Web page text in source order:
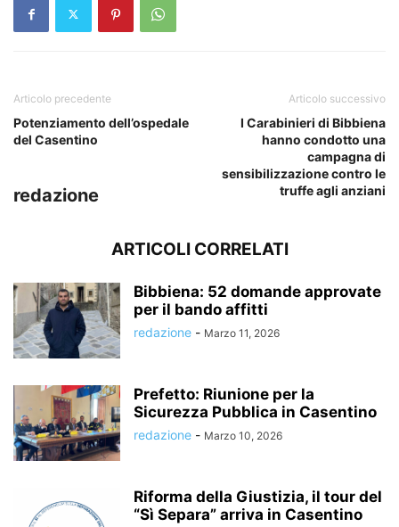
Articolo precedente
Potenziamento dell’ospedale
del Casentino
Articolo successivo
I Carabinieri di Bibbiena
hanno condotto una
campagna di
sensibilizzazione contro le
truffe agli anziani
redazione
ARTICOLI CORRELATI
Bibbiena: 52 domande approvate
per il bando affitti
redazione - Marzo 11, 2026
Prefetto: Riunione per la
Sicurezza Pubblica in Casentino
redazione - Marzo 10, 2026
Riforma della Giustizia, il tour del
“Sì Separa” arriva in Casentino